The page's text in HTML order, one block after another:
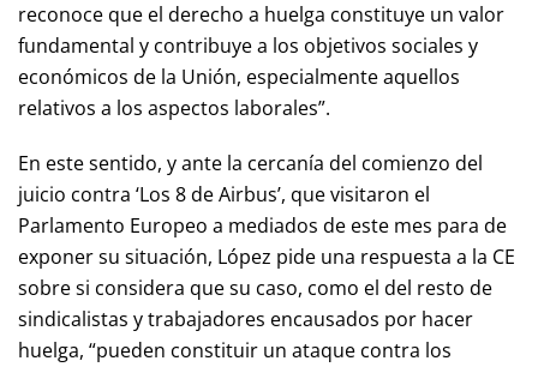
reconoce que el derecho a huelga constituye un valor
fundamental y contribuye a los objetivos sociales y
económicos de la Unión, especialmente aquellos
relativos a los aspectos laborales”.
En este sentido, y ante la cercanía del comienzo del
juicio contra ‘Los 8 de Airbus’, que visitaron el
Parlamento Europeo a mediados de este mes para de
exponer su situación, López pide una respuesta a la CE
sobre si considera que su caso, como el del resto de
sindicalistas y trabajadores encausados por hacer
huelga, “pueden constituir un ataque contra los